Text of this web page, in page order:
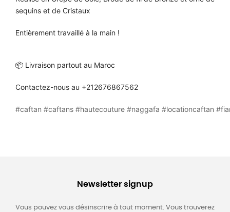
sequins et de Cristaux
Entièrement travaillé à la main !
📦 Livraison partout au Maroc
Contactez-nous au +212676867562
#caftan #caftans #hautecouture #naggafa #locationcaftan
Newsletter signup
Vous pouvez vous désinscrire à tout moment. Vous trouverez